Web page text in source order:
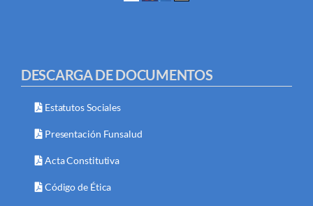
DESCARGA DE DOCUMENTOS
Estatutos Sociales
Presentación Funsalud
Acta Constitutiva
Código de Ética